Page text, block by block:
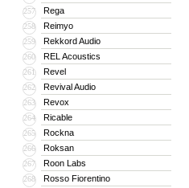
257 Rega
258 Reimyo
259 Rekkord Audio
260 REL Acoustics
261 Revel
262 Revival Audio
263 Revox
264 Ricable
265 Rockna
266 Roksan
267 Roon Labs
268 Rosso Fiorentino